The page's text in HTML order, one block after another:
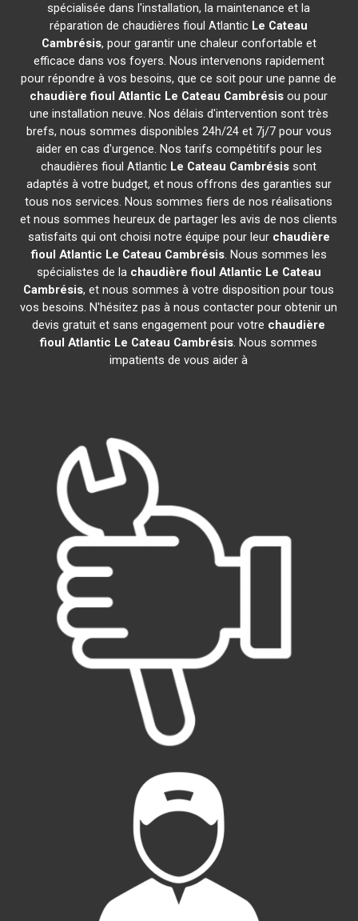
spécialisée dans l'installation, la maintenance et la
réparation de chaudières fioul Atlantic Le Cateau
Cambrésis, pour garantir une chaleur confortable et
efficace dans vos foyers. Nous intervenons rapidement
pour répondre à vos besoins, que ce soit pour une panne de
chaudière fioul Atlantic Le Cateau Cambrésis ou pour
une installation neuve. Nos délais d'intervention sont très
brefs, nous sommes disponibles 24h/24 et 7j/7 pour vous
aider en cas d'urgence. Nos tarifs compétitifs pour les
chaudières fioul Atlantic Le Cateau Cambrésis sont
adaptés à votre budget, et nous offrons des garanties sur
tous nos services. Nous sommes fiers de nos réalisations
et nous sommes heureux de partager les avis de nos clients
satisfaits qui ont choisi notre équipe pour leur chaudière
fioul Atlantic Le Cateau Cambrésis. Nous sommes les
spécialistes de la chaudière fioul Atlantic Le Cateau
Cambrésis, et nous sommes à votre disposition pour tous
vos besoins. N'hésitez pas à nous contacter pour obtenir un
devis gratuit et sans engagement pour votre chaudière
fioul Atlantic Le Cateau Cambrésis. Nous sommes
impatients de vous aider à